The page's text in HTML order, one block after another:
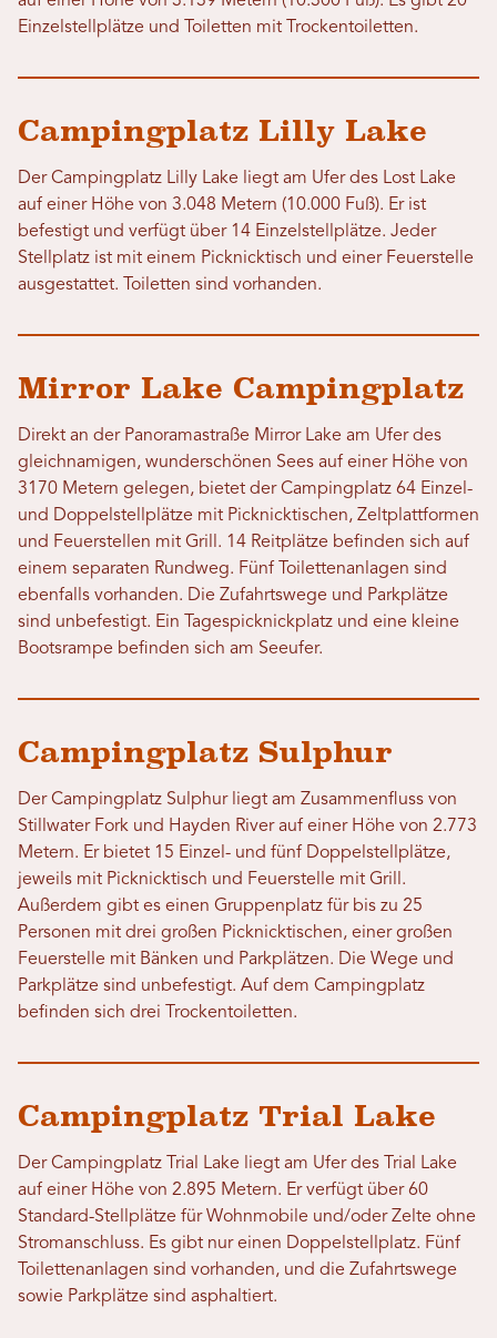
Einzelstellplätze und Toiletten mit Trockentoiletten.
Campingplatz Lilly Lake
Der Campingplatz Lilly Lake liegt am Ufer des Lost Lake
auf einer Höhe von 3.048 Metern (10.000 Fuß). Er ist
befestigt und verfügt über 14 Einzelstellplätze. Jeder
Stellplatz ist mit einem Picknicktisch und einer Feuerstelle
ausgestattet. Toiletten sind vorhanden.
Mirror Lake Campingplatz
Direkt an der Panoramastraße Mirror Lake am Ufer des
gleichnamigen, wunderschönen Sees auf einer Höhe von
3170 Metern gelegen, bietet der Campingplatz 64 Einzel-
und Doppelstellplätze mit Picknicktischen, Zeltplattformen
und Feuerstellen mit Grill. 14 Reitplätze befinden sich auf
einem separaten Rundweg. Fünf Toilettenanlagen sind
ebenfalls vorhanden. Die Zufahrtswege und Parkplätze
sind unbefestigt. Ein Tagespicknickplatz und eine kleine
Bootsrampe befinden sich am Seeufer.
Campingplatz Sulphur
Der Campingplatz Sulphur liegt am Zusammenfluss von
Stillwater Fork und Hayden River auf einer Höhe von 2.773
Metern. Er bietet 15 Einzel- und fünf Doppelstellplätze,
jeweils mit Picknicktisch und Feuerstelle mit Grill.
Außerdem gibt es einen Gruppenplatz für bis zu 25
Personen mit drei großen Picknicktischen, einer großen
Feuerstelle mit Bänken und Parkplätzen. Die Wege und
Parkplätze sind unbefestigt. Auf dem Campingplatz
befinden sich drei Trockentoiletten.
Campingplatz Trial Lake
Der Campingplatz Trial Lake liegt am Ufer des Trial Lake
auf einer Höhe von 2.895 Metern. Er verfügt über 60
Standard-Stellplätze für Wohnmobile und/oder Zelte ohne
Stromanschluss. Es gibt nur einen Doppelstellplatz. Fünf
Toilettenanlagen sind vorhanden, und die Zufahrtswege
sowie Parkplätze sind asphaltiert.